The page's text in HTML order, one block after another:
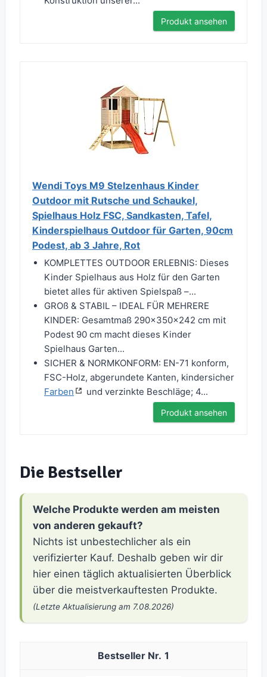
Produkt ansehen
Wendi Toys M9 Stelzenhaus Kinder
Outdoor mit Rutsche und Schaukel,
Spielhaus Holz FSC, Sandkasten, Tafel,
Kinderspielhaus Outdoor für Garten, 90cm
Podest, ab 3 Jahre, Rot
KOMPLETTES OUTDOOR ERLEBNIS: Dieses
Kinder Spielhaus aus Holz für den Garten
bietet alles für aktiven Spielspaß –...
GROß & STABIL – IDEAL FÜR MEHRERE
KINDER: Gesamtmaß 290×350×242 cm mit
Podest 90 cm macht dieses Kinder
Spielhaus Garten...
SICHER & NORMKONFORM: EN-71 konform,
FSC-Holz, abgerundete Kanten, kindersicher
Farben
und verzinkte Beschläge; 4...
Produkt ansehen
Die Bestseller
Welche Produkte werden am meisten
von anderen gekauft?
Nichts ist unbestechlicher als ein
verifizierter Kauf. Deshalb geben wir dir
hier einen täglich aktualisierten Überblick
über die meistverkauftesten Produkte.
(Letzte Aktualisierung am 7.08.2026)
1